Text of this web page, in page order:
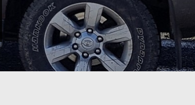
DESIERTO DE MERZOUGA..
con guiados locales.